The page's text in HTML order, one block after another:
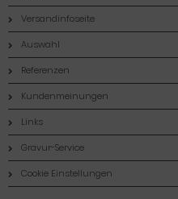
Versandinfoseite
Auswahl
Referenzen
Kundenmeinungen
Links
Gravur-Service
Cookie Einstellungen